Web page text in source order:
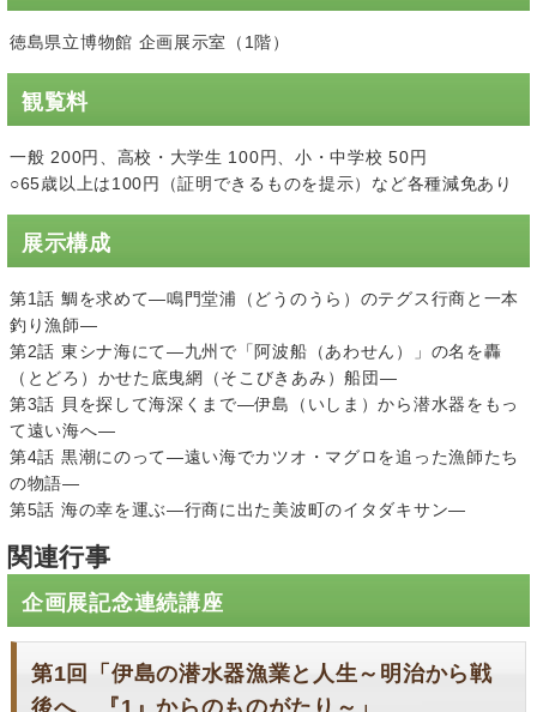
徳島県立博物館 企画展示室（1階）
観覧料
一般 200円、高校・大学生 100円、小・中学校 50円
○65歳以上は100円（証明できるものを提示）など各種減免あり
展示構成
第1話 鯛を求めて―鳴門堂浦（どうのうら）のテグス行商と一本
釣り漁師―
第2話 東シナ海にて―九州で「阿波船（あわせん）」の名を轟
（とどろ）かせた底曳網（そこびきあみ）船団―
第3話 貝を探して海深くまで―伊島（いしま）から潜水器をもっ
て遠い海へ―
第4話 黒潮にのって―遠い海でカツオ・マグロを追った漁師たち
の物語―
第5話 海の幸を運ぶ―行商に出た美波町のイタダキサン―
関連行事
企画展記念連続講座
第1回「伊島の潜水器漁業と人生～明治から戦
後へ、『1』からのものがたり～」